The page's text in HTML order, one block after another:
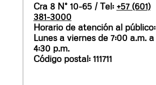
Cra 8 N° 10-65 / Tel: +57 (601)
381-3000
Horario de atención al público:
Lunes a viernes de 7:00 a.m. a
4:30 p.m.
Código postal: 111711